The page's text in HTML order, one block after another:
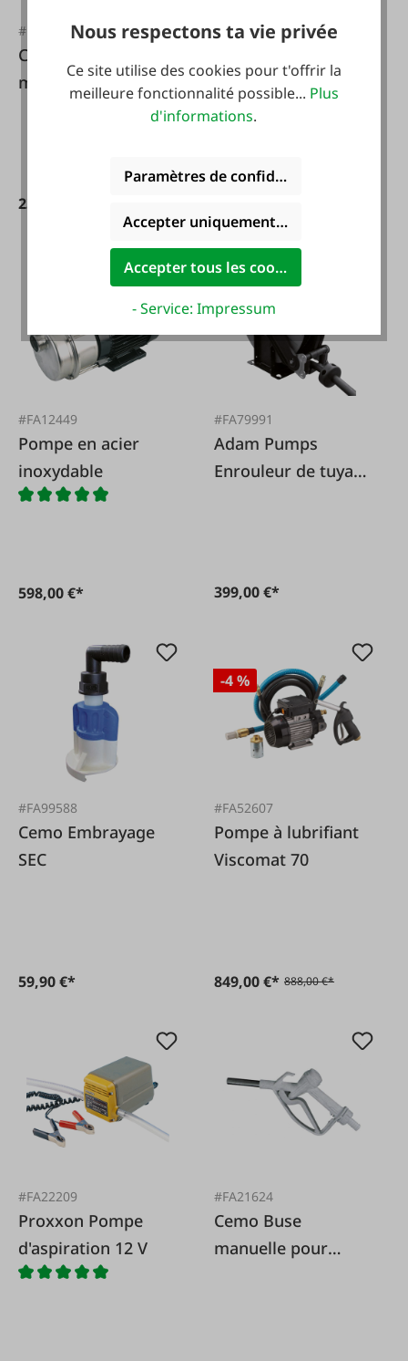
#FA21740
Cemo Pompe à
manivelle pour AUS
239,90 €*
#FA55627
de pression
#FA12449
Pompe en acier
inoxydable
598,00 €*
#FA79991
Adam Pumps
Enrouleur de tuyau
399,00 €*
#FA99588
Cemo Embrayage
SEC
59,90 €*
-4 %
#FA52607
Pompe à lubrifiant
Viscomat 70
849,00 €* 888,00 €*
#FA22209
Proxxon Pompe
d'aspiration 12 V
#FA21624
Cemo Buse
manuelle pour
Nous respectons ta vie privée
Ce site utilise des cookies pour t'offrir la
meilleure fonctionnalité possible... Plus
d'informations.
Paramètres de confidentialité
Accepter uniquement les cookies
Accepter tous les cookies
- Service: Impressum